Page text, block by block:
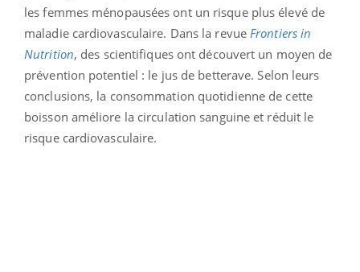
les femmes ménopausées ont un risque plus élevé de
maladie cardiovasculaire. Dans la revue Frontiers in
Nutrition, des scientifiques ont découvert un moyen de
prévention potentiel : le jus de betterave. Selon leurs
conclusions, la consommation quotidienne de cette
boisson améliore la circulation sanguine et réduit le
risque cardiovasculaire.